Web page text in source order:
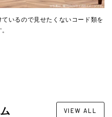
いるので見せたくないコード類を
VIEW ALL